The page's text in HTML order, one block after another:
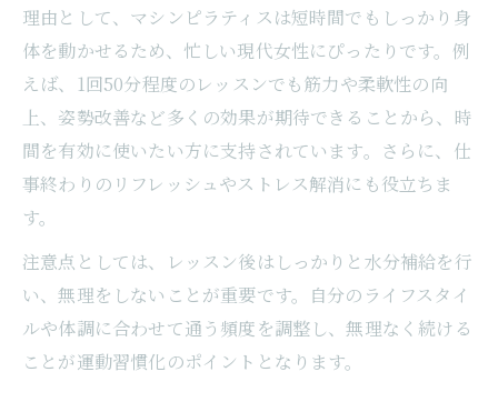
理由として、マシンピラティスは短時間でもしっかり身
体を動かせるため、忙しい現代女性にぴったりです。例
えば、1回50分程度のレッスンでも筋力や柔軟性の向
上、姿勢改善など多くの効果が期待できることから、時
間を有効に使いたい方に支持されています。さらに、仕
事終わりのリフレッシュやストレス解消にも役立ちま
す。
注意点としては、レッスン後はしっかりと水分補給を行
い、無理をしないことが重要です。自分のライフスタイ
ルや体調に合わせて通う頻度を調整し、無理なく続ける
ことが運動習慣化のポイントとなります。